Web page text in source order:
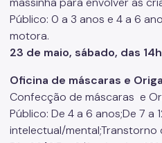
Público: 0 a 3 anos e 4 a 6
motora.
23 de maio, sábado, das
Oficina de máscaras e
Confecção de máscaras e
Público: De 4 a 6 anos;De 7 a
intelectual/